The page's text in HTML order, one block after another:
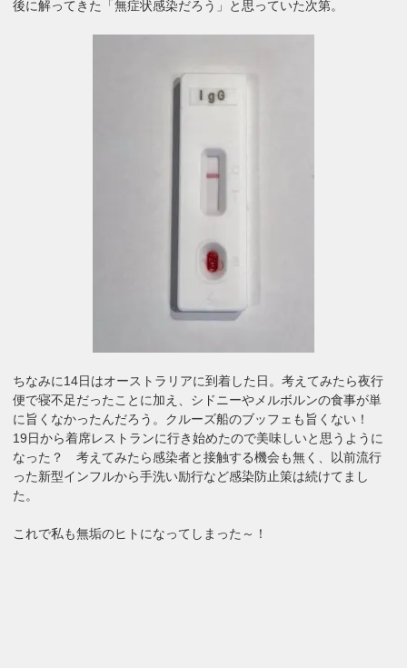
後に解ってきた「無症状感染だろう」と思っていた次第。
ちなみに14日はオーストラリアに到着した日。考えてみたら夜行
便で寝不足だったことに加え、シドニーやメルボルンの食事が単
に旨くなかったんだろう。クルーズ船のブッフェも旨くない！
19日から着席レストランに行き始めたので美味しいと思うように
なった？ 考えてみたら感染者と接触する機会も無く、以前流行
った新型インフルから手洗い励行など感染防止策は続けてまし
た。
これで私も無垢のヒトになってしまった～！